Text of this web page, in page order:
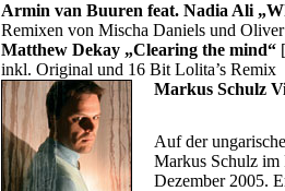
Armin van Buuren feat. Nadia Ali
Remixen von Mischa Daniels und
Matthew Dekay „Clearing the mind“
inkl. Original und 16 Bit Lolita’s Remix
Markus Schulz
Auf der
Markus Schulz im
Dezember 2005.